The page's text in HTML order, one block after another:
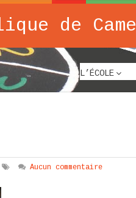
de Came
L’ÉCOLE
Aucun commentaire